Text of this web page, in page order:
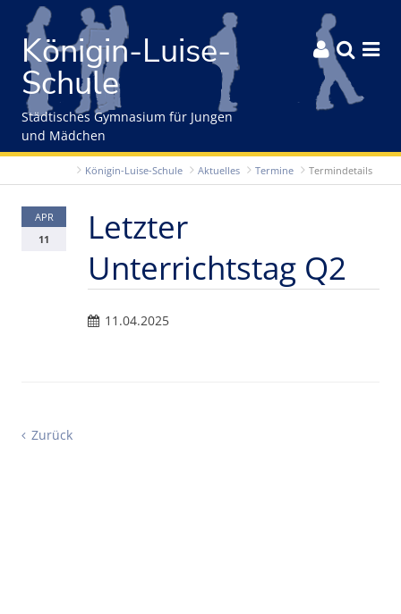
Gleich zum Inhalt der Seite springen
Königin-Luise-
Schule
  
Städtisches Gymnasium für Jungen
und Mädchen
Königin-Luise-Schule Aktuelles Termine Termindetails
APR
11
Letzter
Unterrichtstag Q2
11.04.2025
Zurück